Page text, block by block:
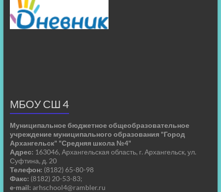
МБОУ СШ 4
Муниципальное бюджетное общеобразовательное
учреждение муниципального образования "Город
Архангельск" "Средняя школа №4"
Адрес: 163046, Архангельская область, г. Архангельск, ул.
Суфтина, д. 20
Телефон: (8182) 65-80-98
Факс: (8182) 20-53-83;
e-mail: arhschool4@rambler.ru